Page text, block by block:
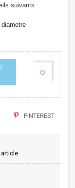
suivants :
favorite_border
PINTEREST
article